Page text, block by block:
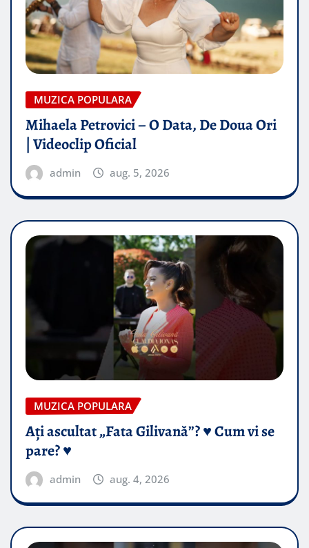
MUZICA POPULARA
Mihaela Petrovici – O Data, De Doua Ori
| Videoclip Oficial
admin aug. 5, 2026
MUZICA POPULARA
Ați ascultat „Fata Gilivană”? ♥️ Cum vi se
pare? ♥️
admin aug. 4, 2026